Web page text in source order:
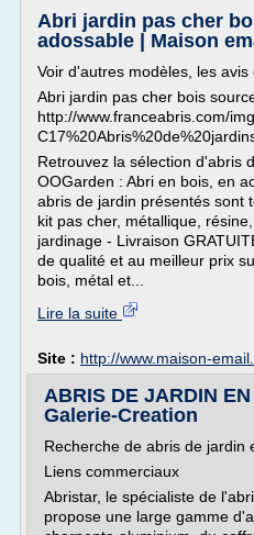
Abri jardin pas cher
adossable | Maison
Voir d'autres modèles, les avis
Abri jardin pas cher bois
http://www.franceabris.com/
Retrouvez la sélection d'abris
OOGarden : Abri en bois, en
abris de jardin présentés sont
kit pas cher, métallique,
jardinage - Livraison
de qualité et au meilleur prix
bois, métal et...
Lire la suite
Site : http://www.maison-
ABRIS DE JARDIN
Galerie-Creation
Recherche de abris de jardin
Liens commerciaux
Abristar, le spécialiste de
propose une large gamme